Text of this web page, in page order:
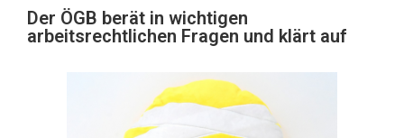
Der ÖGB berät in wichtigen
arbeitsrechtlichen Fragen und klärt auf